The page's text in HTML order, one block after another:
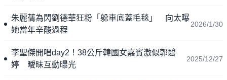
朱麗蒨為閃劉德華狂粉「躲車底蓋毛毯」 向太曝
她當年辛酸過程
2026/1/30
李聖傑開唱day2！38公斤韓國女嘉賓激似郭碧
婷 曖昧互動曝光
2025/12/27